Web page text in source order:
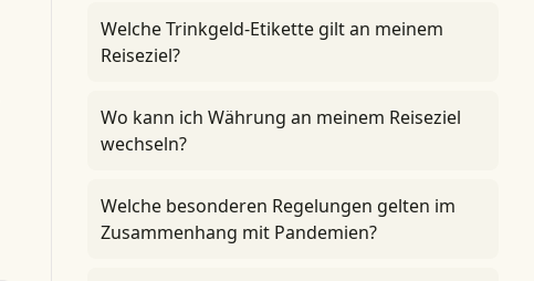
Welche Trinkgeld-Etikette gilt an meinem
Reiseziel?
Wo kann ich Währung an meinem Reiseziel
wechseln?
Welche besonderen Regelungen gelten im
Zusammenhang mit Pandemien?